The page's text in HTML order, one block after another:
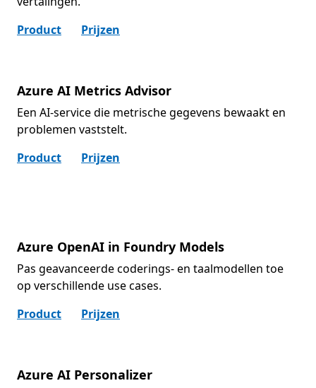
Product
Prijzen
Azure AI Metrics Advisor
Een AI-service die metrische gegevens bewaakt en
problemen vaststelt.
Product
Prijzen
Azure OpenAI in Foundry Models
Pas geavanceerde coderings- en taalmodellen toe
op verschillende use cases.
Product
Prijzen
Azure AI Personalizer